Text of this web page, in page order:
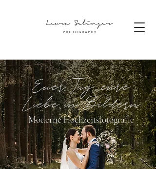
Euer Tag, eure
Liebe in Bildern
Moderne Hochzeitsfotografie